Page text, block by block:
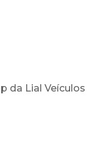
da Lial Veículos